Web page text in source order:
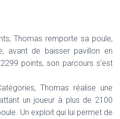
Thomas remporte sa poule,
avant de baisser pavillon en
points, son parcours s’est
Thomas réalise une
un joueur à plus de 2100
Un exploit qui lui permet de